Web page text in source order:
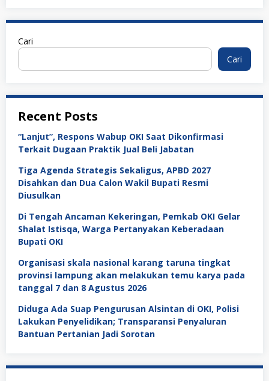
Cari
Cari
Recent Posts
“Lanjut”, Respons Wabup OKI Saat Dikonfirmasi
Terkait Dugaan Praktik Jual Beli Jabatan
Tiga Agenda Strategis Sekaligus, APBD 2027
Disahkan dan Dua Calon Wakil Bupati Resmi
Diusulkan
Di Tengah Ancaman Kekeringan, Pemkab OKI Gelar
Shalat Istisqa, Warga Pertanyakan Keberadaan
Bupati OKI
Organisasi skala nasional karang taruna tingkat
provinsi lampung akan melakukan temu karya pada
tanggal 7 dan 8 Agustus 2026
Diduga Ada Suap Pengurusan Alsintan di OKI, Polisi
Lakukan Penyelidikan; Transparansi Penyaluran
Bantuan Pertanian Jadi Sorotan